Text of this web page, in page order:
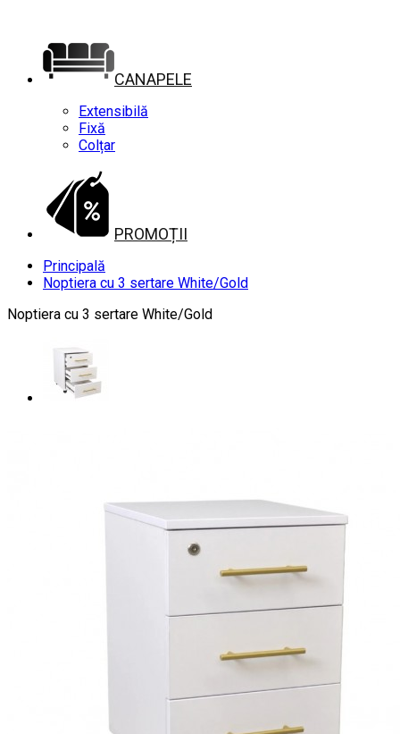
CANAPELE
Extensibilă
Fixă
Colțar
PROMOȚII
Principală
Noptiera cu 3 sertare White/Gold
Noptiera cu 3 sertare White/Gold